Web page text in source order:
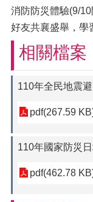
消防防災體驗(9/
好友共襄盛舉，學
相關檔案
110年全民地震
pdf(267.59
110年國家防災
pdf(462.78